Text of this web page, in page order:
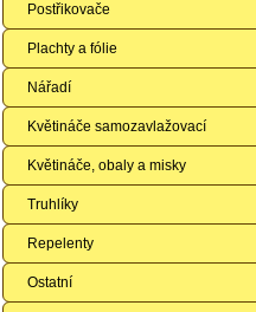
Postřikovače
Plachty a fólie
Nářadí
Květináče samozavlažovací
Květináče, obaly a misky
Truhlíky
Repelenty
Ostatní